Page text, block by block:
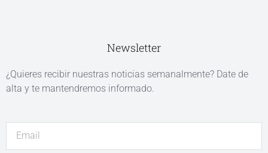
Newsletter
¿Quieres recibir nuestras noticias semanalmente? Date de
alta y te mantendremos informado.